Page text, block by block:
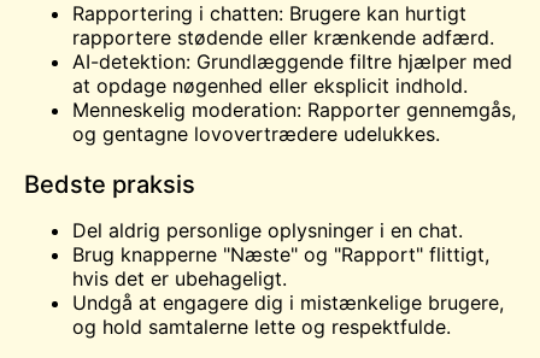
Rapportering i chatten: Brugere kan hurtigt
rapportere stødende eller krænkende adfærd.
AI-detektion: Grundlæggende filtre hjælper med
at opdage nøgenhed eller eksplicit indhold.
Menneskelig moderation: Rapporter gennemgås,
og gentagne lovovertrædere udelukkes.
Bedste praksis
Del aldrig personlige oplysninger i en chat.
Brug knapperne "Næste" og "Rapport" flittigt,
hvis det er ubehageligt.
Undgå at engagere dig i mistænkelige brugere,
og hold samtalerne lette og respektfulde.